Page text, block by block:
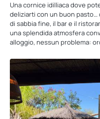
Una cornice idilliaca dove
deliziarti con un buon pasto…
di sabbia fine, il bar e il
una splendida atmosfera
alloggio, nessun problema: